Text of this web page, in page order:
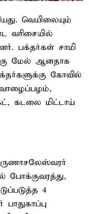
வெயிலையும்
வரிசையில்
பக்தர்கள் சாமி
மேல் ஆனதாக
கோவில்
வாழைப்பழம்,
கடலை மிட்டாய்
போக்குவரத்து,
4